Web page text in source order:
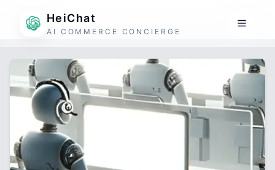
HeiChat
AI COMMERCE CONCIERGE